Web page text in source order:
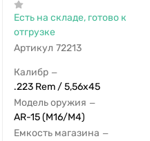
Есть на складе, готово к
отгрузке
Артикул 72213
Калибр —
.223 Rem / 5,56x45
Модель оружия —
AR-15 (M16/M4)
Емкость магазина —